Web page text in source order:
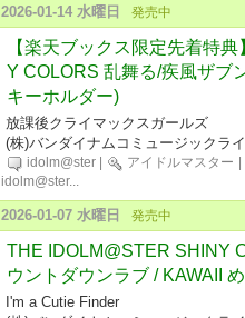
2026-01-14 水曜日 発売中
【楽天ブックス限定先着特
Y COLORS 乱舞る/疾風ザブ
キーホルダー)
放課後クライマックスガールズ
(株)バンダイナムコミュージックラ
idolm@ster アイドルマスター
idolm@ster...
2026-01-07 水曜日 発売中
THE IDOLM@STER SHINY
ウントダウンラブ / KAWAII
I'm a Cutie Finder